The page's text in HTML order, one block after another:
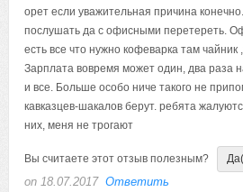
орет если уважительная причина
послушать да с офисными перетереть.
есть все что нужно кофеварка там чайник
Зарплата вовремя может один, два раза
и все. Больше особо ниче такого не
кавказцев-шакалов берут. ребята
них, меня не трогают
Вы считаете этот отзыв полезным? Да
on 18.07.2017 Ответить